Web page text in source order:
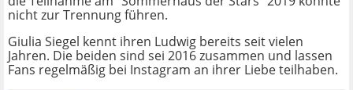
nicht zur Trennung führen.
Giulia Siegel kennt ihren Ludwig bereits seit vielen
Jahren. Die beiden sind sei 2016 zusammen und lassen
Fans regelmäßig bei Instagram an ihrer Liebe teilhaben.